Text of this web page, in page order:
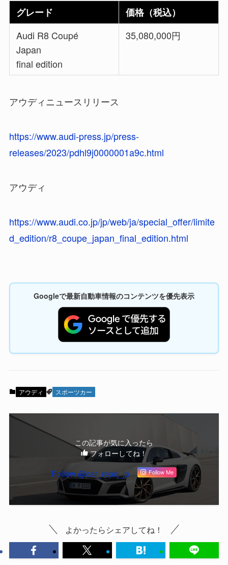
グレード
価格（税込）
Audi R8 Coupé
Japan
final edition
35,080,000円
アウディニュースリリース
https://www.audi-press.jp/press-
releases/2023/pdhl9j0000001a9c.html
アウディ
https://www.audi.co.jp/jp/web/ja/special_offer/limite
d_edition/r8_coupe_japan_final_edition.html
Googleで最新自動車情報のコンテンツを優先表示
アウディ スポーツカー
この記事が気に入ったら
フォローしてね！
Follow @car_repo_jp Follow Me
よかったらシェアしてね！